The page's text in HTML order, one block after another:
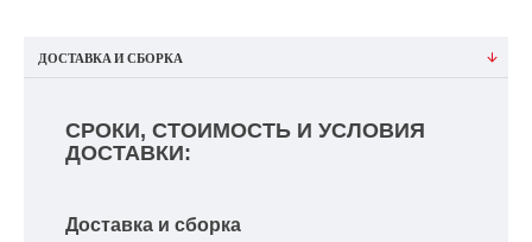
ДОСТАВКА И СБОРКА
СРОКИ, СТОИМОСТЬ И УСЛОВИЯ
ДОСТАВКИ:
Доставка и сборка